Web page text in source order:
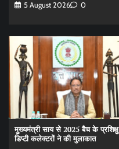
5 August 2026
0
मुख्यमंत्री साय से 2025 बैच के प्रशिक्षु
डिप्टी कलेक्टरों ने की मुलाकात